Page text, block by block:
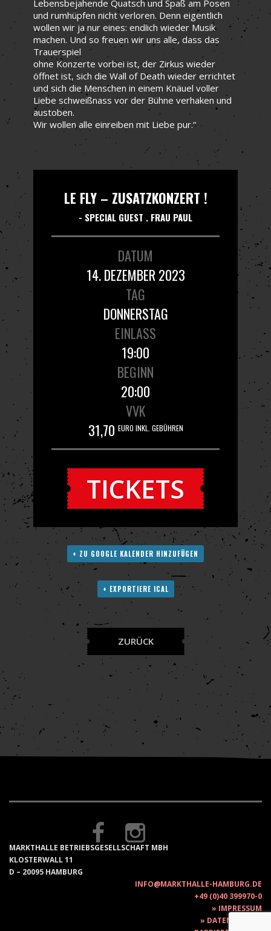
Lebensbejahende Quatsch und Spaß am Posen
und rumhüpfen nicht verloren. Denn eigentlich
wollen wir ja nur eines: endlich wieder Musik
machen. Und so freuen wir uns alle, dass das
Trauerspiel
ohne Konzerte vorbei ist, der Zirkus wieder
öffnet ist, sich die Wall of Death wieder errichtet
und sich die Menschen in einem Knäuel voller
Liebe schweißnass vor der Bühne verhaken und
austoben.
Wir wollen alle einreiben mit Liebe pur.“
LE FLY – ZUSATZKONZERT !
- SPECIAL GUEST . FRAU PAUL
DATUM
14. DEZEMBER 2023
TAG
DONNERSTAG
EINLASS
19:00
BEGINN
20:00
VVK
31,70 EURO INKL. GEBÜHREN
TICKETS
+ ZU GOOGLE KALENDER HINZUFÜGEN
+ EXPORTIERE ICAL
ZURÜCK
MARKTHALLE BETRIEBSGESELLSCHAFT MBH
KLOSTERWALL 11
D – 20095 HAMBURG
INFO@MARKTHALLE-HAMBURG.DE
+49 (0)40 399970-0
IMPRESSUM
DATENSCHUTZ